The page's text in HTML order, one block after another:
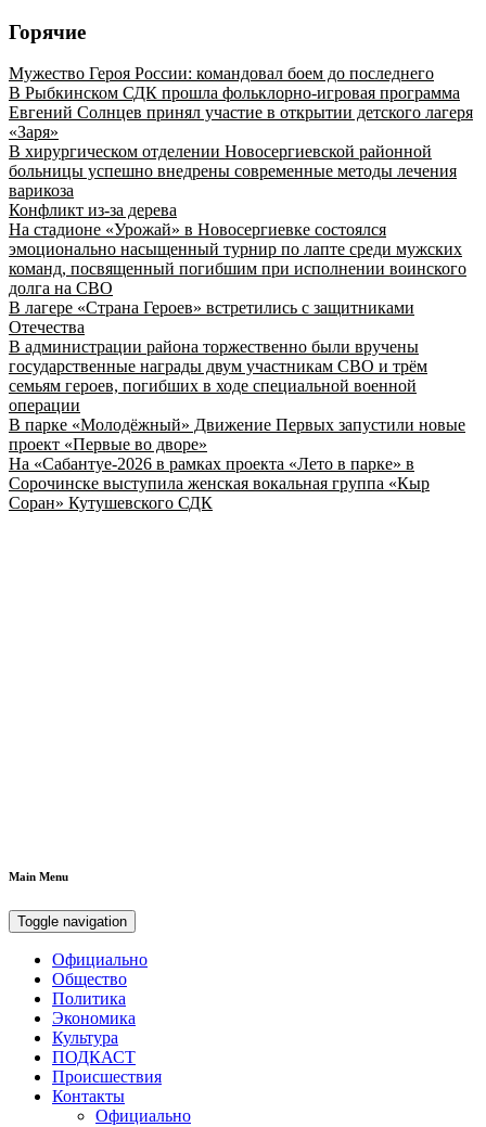
Горячие
Мужество Героя России: командовал боем до последнего
В Рыбкинском СДК прошла фольклорно-игровая программа
Евгений Солнцев принял участие в открытии детского лагеря
«Заря»
В хирургическом отделении Новосергиевской районной
больницы успешно внедрены современные методы лечения
варикоза
Конфликт из-за дерева
На стадионе «Урожай» в Новосергиевке состоялся
эмоционально насыщенный турнир по лапте среди мужских
команд, посвященный погибшим при исполнении воинского
долга на СВО
В лагере «Страна Героев» встретились с защитниками
Отечества
В администрации района торжественно были вручены
государственные награды двум участникам СВО и трём
семьям героев, погибших в ходе специальной военной
операции
В парке «Молодёжный» Движение Первых запустили новые
проект «Первые во дворе»
На «Сабантуе-2026 в рамках проекта «Лето в парке» в
Сорочинске выступила женская вокальная группа «Кыр
Соран» Кутушевского СДК
Main Menu
Toggle navigation
Официально
Общество
Политика
Экономика
Культура
ПОДКАСТ
Происшествия
Контакты
Официально